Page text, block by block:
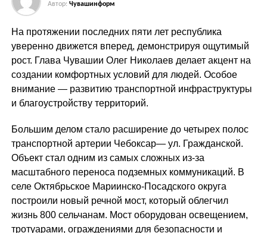
Автор: Чувашинформ
На протяжении последних пяти лет республика
уверенно движется вперед, демонстрируя ощутимый
рост. Глава Чувашии Олег Николаев делает акцент на
создании комфортных условий для людей. Особое
внимание — развитию транспортной инфраструктуры
и благоустройству территорий.
Большим делом стало расширение до четырех полос
транспортной артерии Чебоксар— ул. Гражданской.
Объект стал одним из самых сложных из-за
масштабного переноса подземных коммуникаций. В
селе Октябрьское Мариинско-Посадского округа
построили новый речной мост, который облегчил
жизнь 800 сельчанам. Мост оборудован освещением,
тротуарами, ограждениями для безопасности и